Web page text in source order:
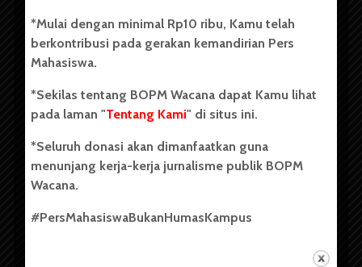
Badan Otonom Pers Mahasiswa (BOPM) Wacana merupakan
pers mahasiswa yang berdiri di luar kampus dan dikelola
(USU). Sebelumnya BOPM Wacana merupakan salah satu
Unit Kegiatan Mahasiswa (UKM) di Universitas Sumatera
berdiri pada 1 Juli 1995.
Tentang Kami
*Mulai dengan minimal Rp10 ribu, Kamu telah
berkontribusi pada gerakan kemandirian Pers
Mahasiswa.
*Sekilas tentang BOPM Wacana dapat Kamu lihat
pada laman "Tentang Kami" di situs ini.
*Seluruh donasi akan dimanfaatkan guna
menunjang kerja-kerja jurnalisme publik BOPM
Wacana.
#PersMahasiswaBukanHumasKampus